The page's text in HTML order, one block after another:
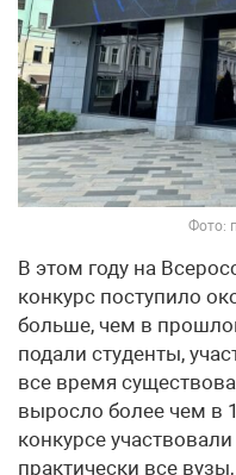
Фото:
В этом году на
конкурс поступило
больше, чем в
подали студенты,
все время
выросло более чем в
конкурсе
практически все